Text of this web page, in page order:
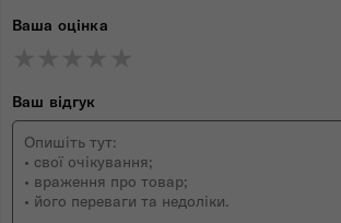
Ваша оцінка
Ваш відгук